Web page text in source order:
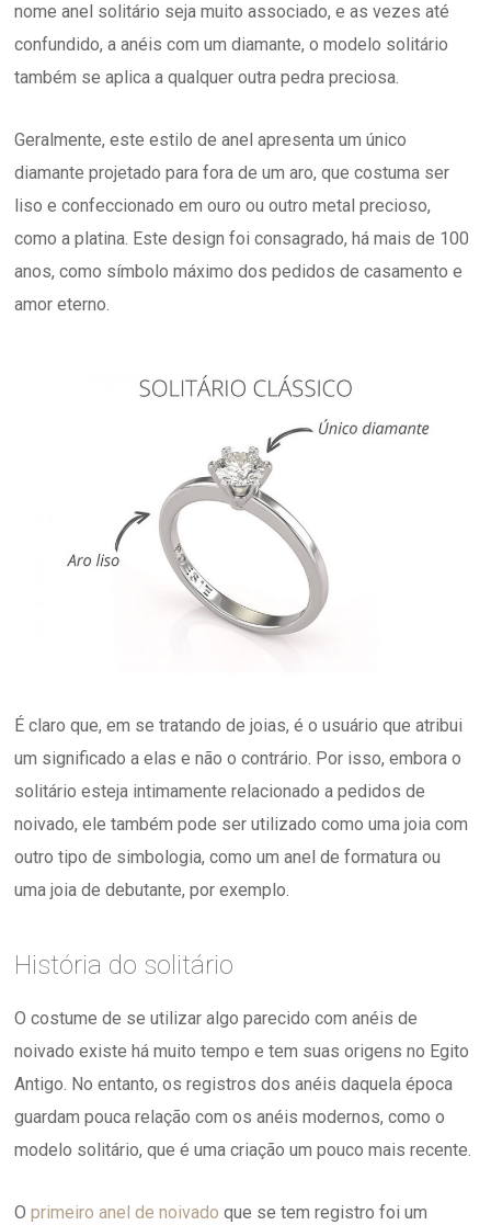
nome anel solitário seja muito associado, e as vezes até
confundido, a anéis com um diamante, o modelo solitário
também se aplica a qualquer outra pedra preciosa.
Geralmente, este estilo de anel apresenta um único
diamante projetado para fora de um aro, que costuma ser
liso e confeccionado em ouro ou outro metal precioso,
como a platina. Este design foi consagrado, há mais de 100
anos, como símbolo máximo dos pedidos de casamento e
amor eterno.
É claro que, em se tratando de joias, é o usuário que atribui
um significado a elas e não o contrário. Por isso, embora o
solitário esteja intimamente relacionado a pedidos de
noivado, ele também pode ser utilizado como uma joia com
outro tipo de simbologia, como um anel de formatura ou
uma joia de debutante, por exemplo.
História do solitário
O costume de se utilizar algo parecido com anéis de
noivado existe há muito tempo e tem suas origens no Egito
Antigo. No entanto, os registros dos anéis daquela época
guardam pouca relação com os anéis modernos, como o
modelo solitário, que é uma criação um pouco mais recente.
Oprimeiro anel de noivado que se tem registro foi um